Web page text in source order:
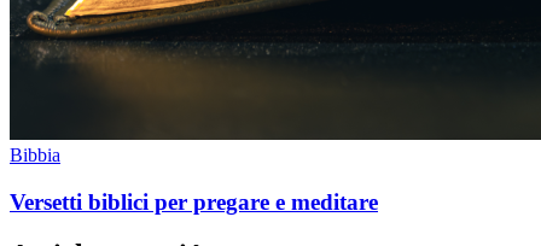
Bibbia
Versetti biblici per pregare e meditare